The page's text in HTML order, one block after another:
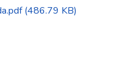
(486.79 KB)